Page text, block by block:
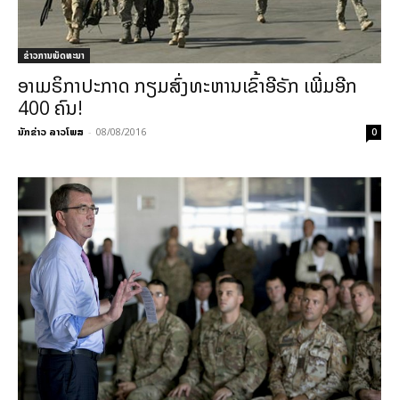
ຂ່າວການພັດທະນາ
ອາເມຣິກາປະກາດ ກຽມສົ່ງທະຫານເຂົ້າອີຣັກ ເພີ່ມອີກ
400 ຄົນ!
ນັກຂ່າວ ລາວໂພສ - 08/08/2016 0